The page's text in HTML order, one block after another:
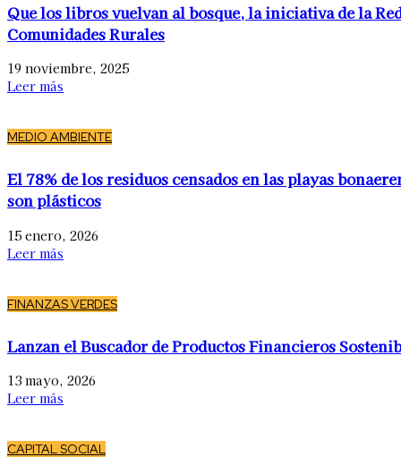
Que los libros vuelvan al bosque, la iniciativa de la
Comunidades Rurales
19 noviembre, 2025
Leer más
MEDIO AMBIENTE
El 78% de los residuos censados en las playas
son plásticos
15 enero, 2026
Leer más
FINANZAS VERDES
Lanzan el Buscador de Productos Financieros
13 mayo, 2026
Leer más
CAPITAL SOCIAL